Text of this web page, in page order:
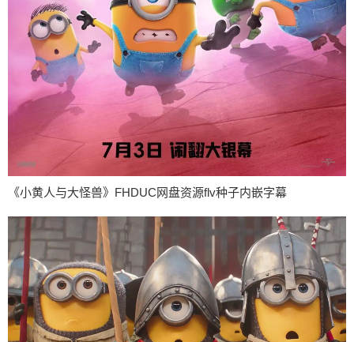
《小黄人与大怪兽》FHDUC网盘资源flv种子内嵌字幕